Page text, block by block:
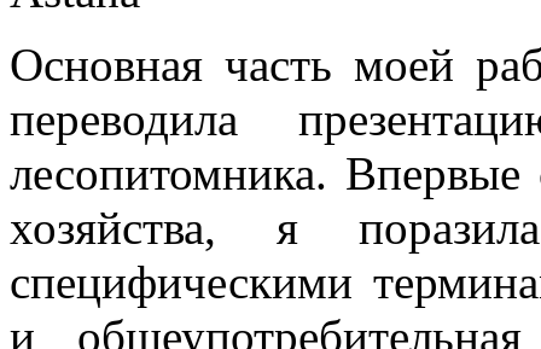
Основная часть моей
переводила
лесопитомника. Впервые
хозяйства, я
специфическими
и